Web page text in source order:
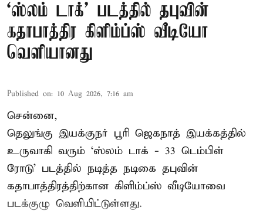
‘ஸ்லம் டாக்’ படத்தில் தபுவின்
கதாபாத்திர கிளிம்ப்ஸ் வீடியோ
வெளியானது
Published on: 10 Aug 2026, 7:16 am
சென்னை,
தெலுங்கு இயக்குநர் பூரி ஜெகநாத் இயக்கத்தில்
உருவாகி வரும் ‘ஸ்லம் டாக் - 33 டெம்பிள்
ரோடு’ படத்தில் நடித்த நடிகை தபுவின்
கதாபாத்திரத்திற்கான கிளிம்ப்ஸ் வீடியோவை
படக்குழு வெளியிட்டுள்ளது.